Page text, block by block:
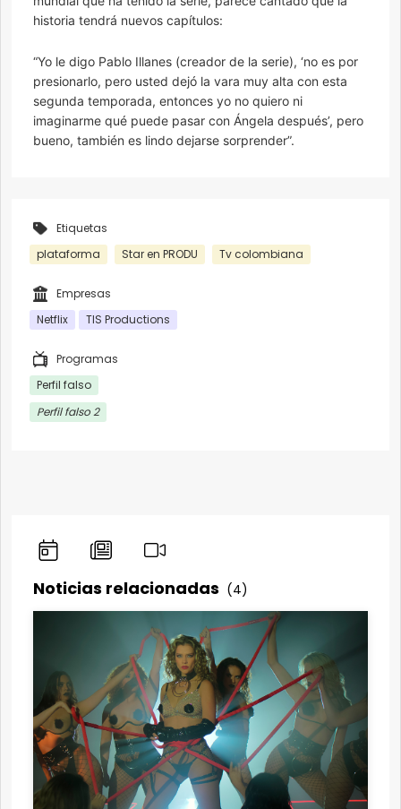
historia tendrá nuevos capítulos:
“Yo le digo Pablo Illanes (creador de la serie), ‘no es por
presionarlo, pero usted dejó la vara muy alta con esta
segunda temporada, entonces yo no quiero ni
imaginarme qué puede pasar con Ángela después’, pero
bueno, también es lindo dejarse sorprender”.
Etiquetas
plataforma
Star en PRODU Tv colombiana
Empresas
Netflix
TIS Productions
Programas
Perfil falso
Perfil falso 2
Noticias relacionadas (4)